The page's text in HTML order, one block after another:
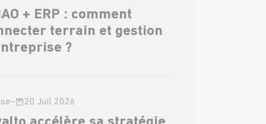
+ ERP : comment
terrain et gestion
?
– 20 Juil 2026